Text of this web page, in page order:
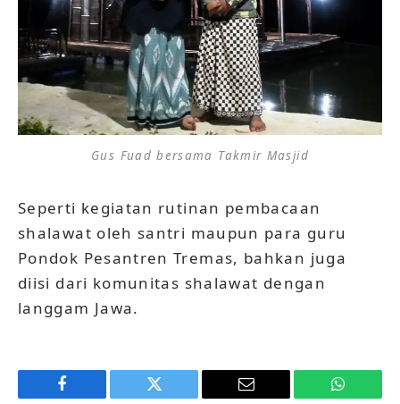
Gus Fuad bersama Takmir Masjid
Seperti kegiatan rutinan pembacaan
shalawat oleh santri maupun para guru
Pondok Pesantren Tremas, bahkan juga
diisi dari komunitas shalawat dengan
langgam Jawa.
Facebook Twitter Email